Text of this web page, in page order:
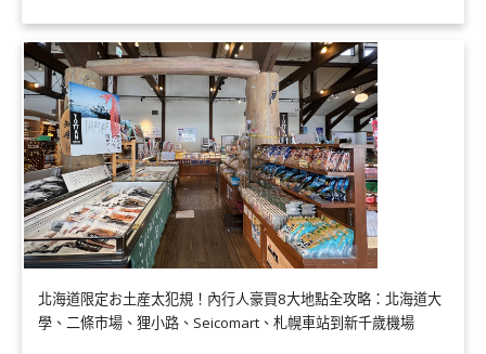
北海道限定お土産太犯規！內行人豪買8大地點全攻略：北海道大
學、二條市場、狸小路、Seicomart、札幌車站到新千歲機場